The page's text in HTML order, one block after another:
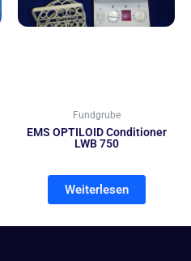
Fundgrube
EMS OPTILOID Conditioner
LWB 750
Weiterlesen